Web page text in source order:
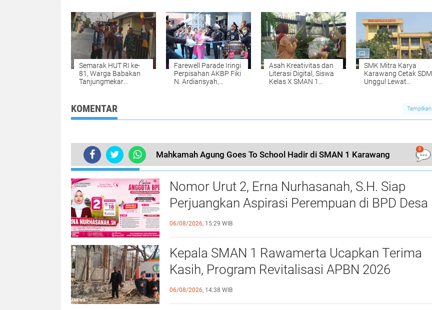
Diundi
Perkuat Sinergitas
Semarak HUT RI ke-
81, Warga Babakan
Tanjungmekar
Merah Putih
Farewell Parade Iringi
Perpisahan AKBP Fiki
N. Ardiansyah,
Asah Kreativitas dan
Literasi Digital, Siswa
Kelas X SMAN 1
SMK Mitra Karya
Karawang Cetak SDM
Unggul Lewat
KOMENTAR Tampilkan
Mahkamah Agung Goes To School Hadir di SMAN 1 Karawang
0
BERITA LAINNYA
Nomor Urut 2, Erna Nurhasanah, S.H. Siap
Perjuangkan Aspirasi Perempuan di BPD Desa
Tegalsawah
06/08/2026, 15:29 WIB
Kepala SMAN 1 Rawamerta Ucapkan Terima
Kasih, Program Revitalisasi APBN 2026
Hadirkan 4 Ruang Kelas Baru
06/08/2026, 14:38 WIB